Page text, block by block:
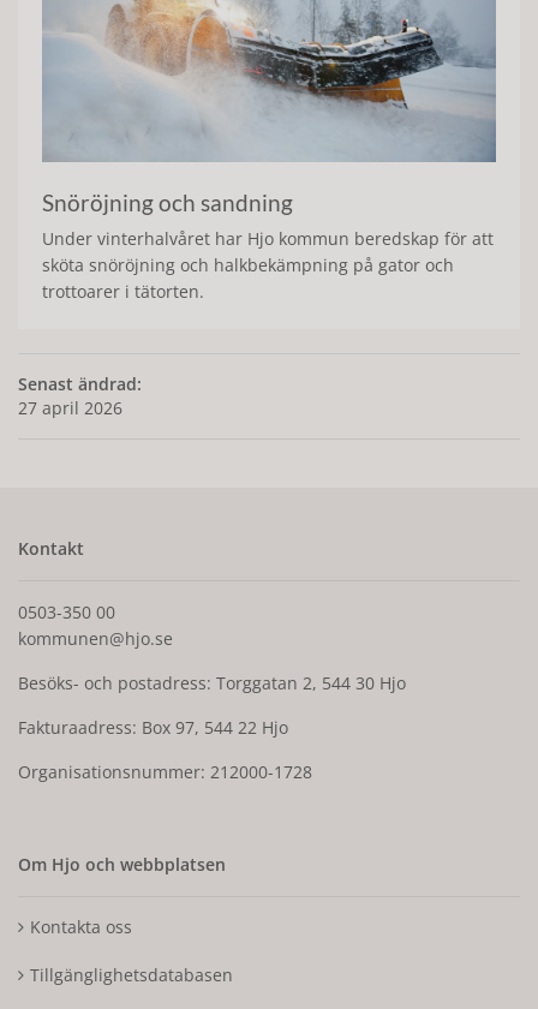
Snöröjning och sandning
Under vinterhalvåret har Hjo kommun beredskap för att
sköta snöröjning och halkbekämpning på gator och
trottoarer i tätorten.
Senast ändrad:
27 april 2026
Kontakt
0503-350 00
kommunen@hjo.se
Besöks- och postadress: Torggatan 2, 544 30 Hjo
Fakturaadress: Box 97, 544 22 Hjo
Organisationsnummer: 212000-1728
Om Hjo och webbplatsen
Kontakta oss
Tillgänglighetsdatabasen